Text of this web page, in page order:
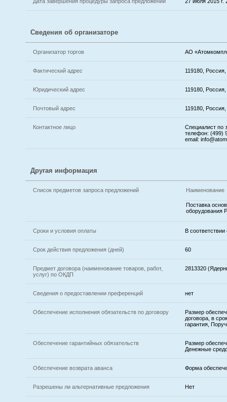
Сведения об организаторе
Организатор торгов АО
Фактический адрес 119180,
Юридический адрес 119180,
Почтовый адрес 119180,
Контактное лицо
Специалист по
телефон: (499)
email:
Другая информация
Список предметов запроса предложений Наименование
Поставка
оборудования
Сроки и условия оплаты В
Срок действия предложения (дней) 60
Предмет договора (наименование товаров, работ,
услуг) по ОКДП
2813320
Сведения о предоставлении преференций нет
Обеспечение исполнения обязательств по договору
Размер
договора, в
гарантия,
Обеспечение гарантийных обязательств
Размер
Денежные
Обеспечение возврата аванса Форма
Разрешены ли альтернативные предложения Нет